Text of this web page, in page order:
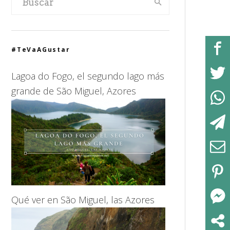
#TeVaAGustar
Lagoa do Fogo, el segundo lago más
grande de São Miguel, Azores
Qué ver en São Miguel, las Azores